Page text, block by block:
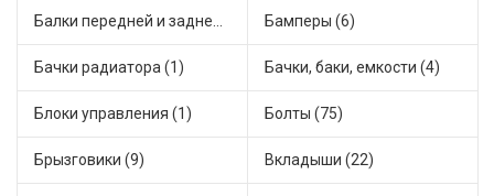
Балки передней и задней подвески (4) Бамперы (6)
Бачки радиатора (1) Бачки, баки, емкости (4)
Блоки управления (1) Болты (75)
Брызговики (9) Вкладыши (22)